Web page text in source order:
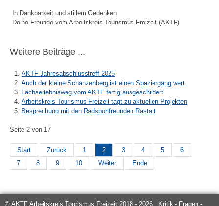
In Dankbarkeit und stillem Gedenken
Deine Freunde vom Arbeitskreis Tourismus-Freizeit (AKTF)
Weitere Beiträge ...
AKTF Jahresabschlusstreff 2025
Auch der kleine Schanzenberg ist einen Spaziergang wert
Lachserlebnisweg vom AKTF fertig ausgeschildert
Arbeitskreis Tourismus Freizeit tagt zu aktuellen Projekten
Besprechung mit den Radsportfreunden Rastatt
Seite 2 von 17
Start Zurück 1 2 3 4 5
6
7
8 9 10 Weiter Ende
© AKTF Arbeitskreis Tourismus Freizeit 2018 - 2026 Kritik - Fragen -